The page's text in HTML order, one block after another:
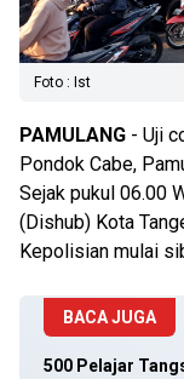
Foto : Ist
PAMULANG - Uji
Pondok Cabe,
Sejak pukul 06.00
(Dishub) Kota
Kepolisian mulai
BACA JUGA
500 Pelajar